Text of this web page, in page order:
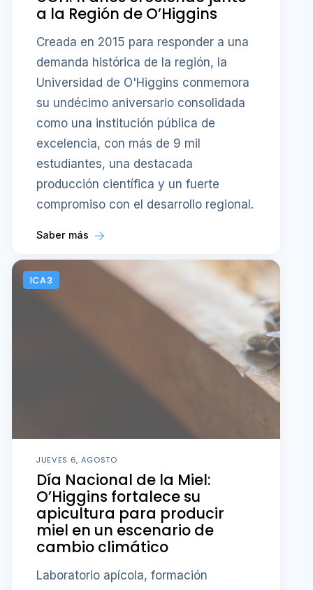
a la Región de O’Higgins
Creada en 2015 para responder a una
demanda histórica de la región, la
Universidad de O'Higgins conmemora
su undécimo aniversario consolidada
como una institución pública de
excelencia, con más de 9 mil
estudiantes, una destacada
producción científica y un fuerte
compromiso con el desarrollo regional.
Saber más
ICA3
JUEVES 6, AGOSTO
Día Nacional de la Miel:
O’Higgins fortalece su
apicultura para producir
miel en un escenario de
cambio climático
Laboratorio apícola, formación